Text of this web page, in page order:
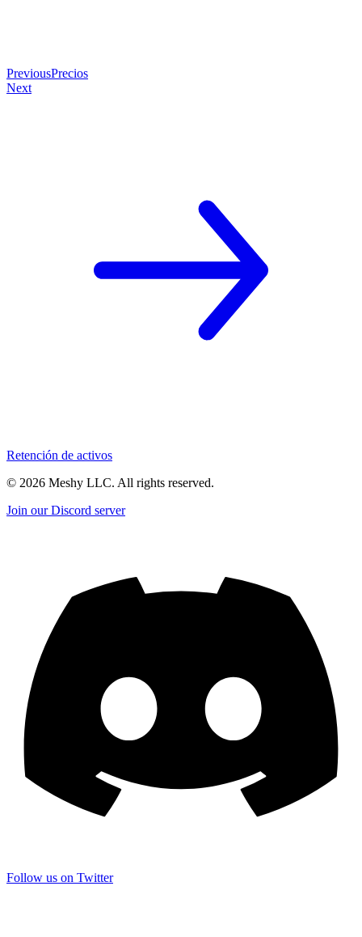
PreviousPrecios
Next
Retención de activos
© 2026 Meshy LLC. All rights reserved.
Join our Discord server
Follow us on Twitter